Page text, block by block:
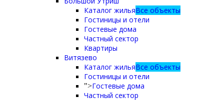
Каталог жильяВсе объекты
Гостиницы и отели
Гостевые дома
Частный сектор
Квартиры
Витязево
Каталог жильяВсе объекты
Гостиницы и отели
">Гостевые дома
Частный сектор